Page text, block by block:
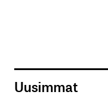
Uusimmat